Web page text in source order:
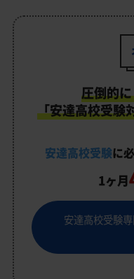
圧倒的
「安達高校受験
安達高校受験に
1ヶ月
安達高校受験